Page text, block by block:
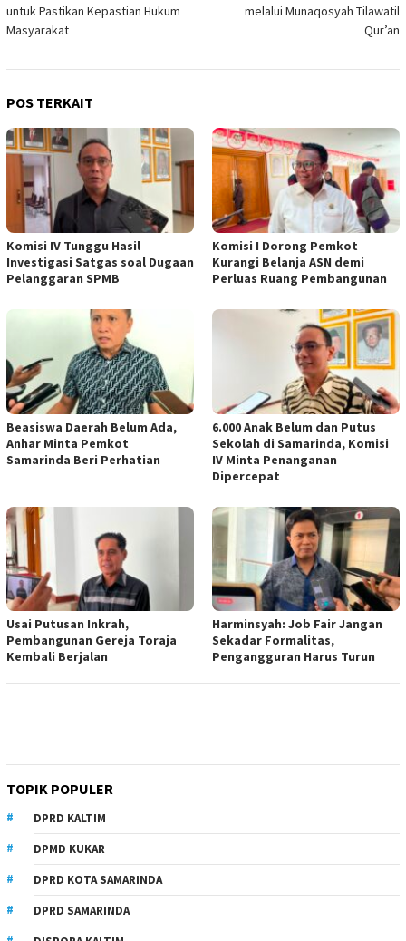
untuk Pastikan Kepastian Hukum
Masyarakat
melalui Munaqosyah Tilawatil
Qur’an
POS TERKAIT
Komisi IV Tunggu Hasil
Investigasi Satgas soal Dugaan
Pelanggaran SPMB
Komisi I Dorong Pemkot
Kurangi Belanja ASN demi
Perluas Ruang Pembangunan
Beasiswa Daerah Belum Ada,
Anhar Minta Pemkot
Samarinda Beri Perhatian
6.000 Anak Belum dan Putus
Sekolah di Samarinda, Komisi
IV Minta Penanganan
Dipercepat
Usai Putusan Inkrah,
Pembangunan Gereja Toraja
Kembali Berjalan
Harminsyah: Job Fair Jangan
Sekadar Formalitas,
Pengangguran Harus Turun
TOPIK POPULER
DPRD KALTIM
DPMD KUKAR
DPRD KOTA SAMARINDA
DPRD SAMARINDA